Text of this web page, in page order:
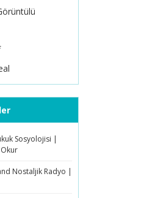
Sosyolojisi |
Nostaljik Radyo |